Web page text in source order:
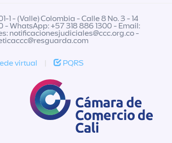
- (Valle) Colombia - Calle 8 No. 3 - 14
WhatsApp: +57 318 886 1300 - Email:
notificacionesjudiciales@ccc.org.co-
virtual | PQRS